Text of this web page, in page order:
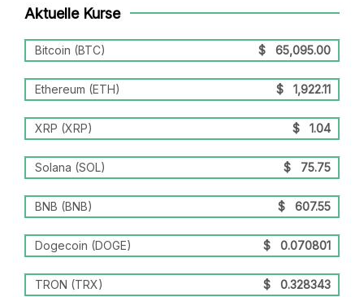
Aktuelle Kurse
Bitcoin (BTC) $ 65,095.00
Ethereum (ETH) $ 1,922.11
XRP (XRP) $ 1.04
Solana (SOL) $ 75.75
BNB (BNB) $ 607.55
Dogecoin (DOGE) $ 0.070801
TRON (TRX) $ 0.328343